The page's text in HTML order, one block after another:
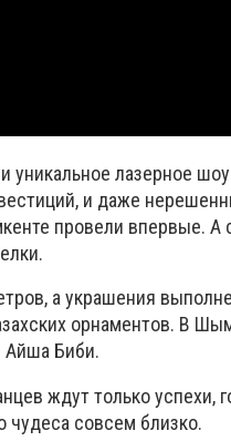
уникальное лазерное
и даже
провели впервые. А
а украшения
орнаментов. В
Айша Биби.
ждут только успехи,
чудеса совсем близко.